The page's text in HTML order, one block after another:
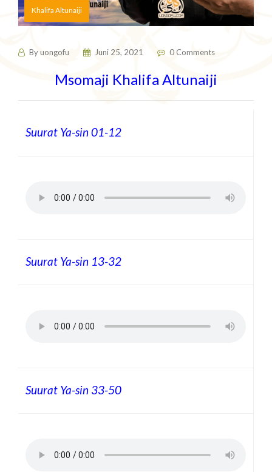
Khalifa Altunaiji
Byuongofu Juni 25, 2021 0 Comments
Msomaji Khalifa Altunaiji
Suurat Ya-sin 01-12
Suurat Ya-sin 13-32
Suurat Ya-sin 33-50